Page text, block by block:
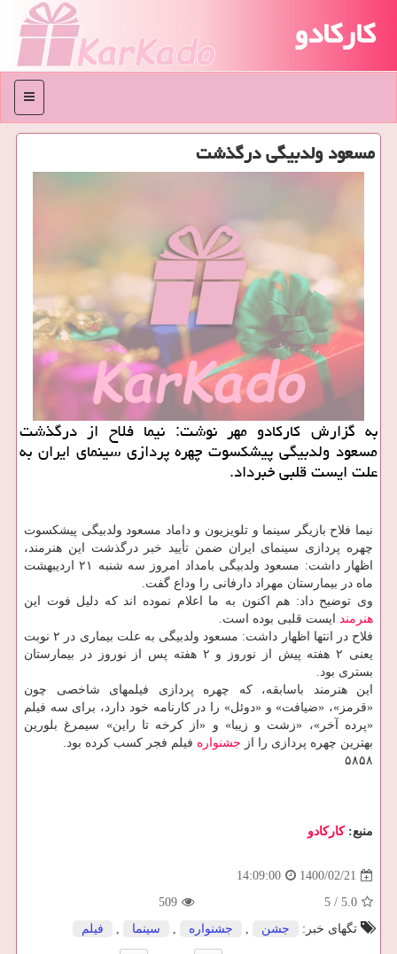
کارکادو
منو
مسعود ولدبیگی درگذشت
به گزارش کارکادو مهر نوشت: نیما فلاح از درگذشت
مسعود ولدبیگی پیشکسوت چهره پردازی سینمای ایران به
علت ایست قلبی خبرداد.
نیما فلاح بازیگر سینما و تلویزیون و داماد مسعود ولدبیگی پیشکسوت
چهره پردازی سینمای ایران ضمن تأیید خبر درگذشت این هنرمند،
اظهار داشت: مسعود ولدبیگی بامداد امروز سه شنبه ۲۱ اردیبهشت
ماه در بیمارستان مهراد دارفانی را وداع گفت.
وی توضیح داد: هم اکنون به ما اعلام نموده اند که دلیل فوت این
هنرمند ایست قلبی بوده است.
فلاح در انتها اظهار داشت: مسعود ولدبیگی به علت بیماری در ۲ نوبت
یعنی ۲ هفته پیش از نوروز و ۲ هفته پس از نوروز در بیمارستان
بستری بود.
این هنرمند باسابقه، که چهره پردازی فیلمهای شاخصی چون
«قرمز»، «ضیافت» و «دوئل» را در کارنامه خود دارد، برای سه فیلم
«پرده آخر»، «زشت و زیبا» و «از کرخه تا راین» سیمرغ بلورین
بهترین چهره پردازی را از جشنواره فیلم فجر کسب کرده بود.
۵۸۵۸
منبع:كاركادو
1400/02/21
14:09:00
5.0
/
5
509
تگهای خبر:
جشن , جشنواره , سینما , فیلم